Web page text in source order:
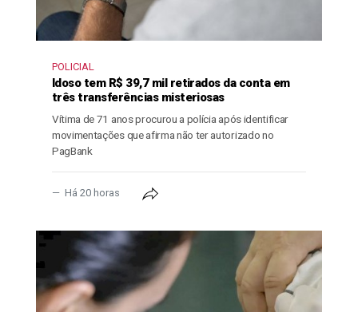
POLICIAL
Idoso tem R$ 39,7 mil retirados da conta em
três transferências misteriosas
Vítima de 71 anos procurou a polícia após identificar
movimentações que afirma não ter autorizado no
PagBank
Há 20 horas